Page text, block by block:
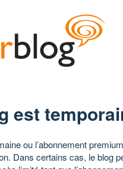
est
ou l’abonnement
Dans certains cas, le blog